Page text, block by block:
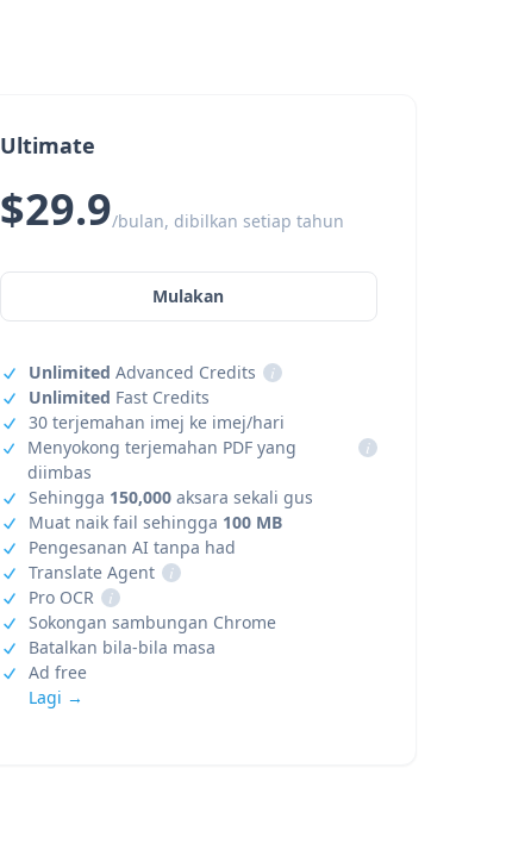
Ultimate
$29.9/bulan, dibilkan setiap tahun
Mulakan
Unlimited Advanced Credits
i
Unlimited Fast Credits
30 terjemahan imej ke imej/hari
Menyokong terjemahan PDF yang
diimbas
i
Sehingga 150,000aksara sekali gus
Muat naik fail sehingga 100 MB
Pengesanan AI tanpa had
Translate Agent
i
Pro OCR
i
Sokongan sambungan Chrome
Batalkan bila-bila masa
Ad free
Lagi →